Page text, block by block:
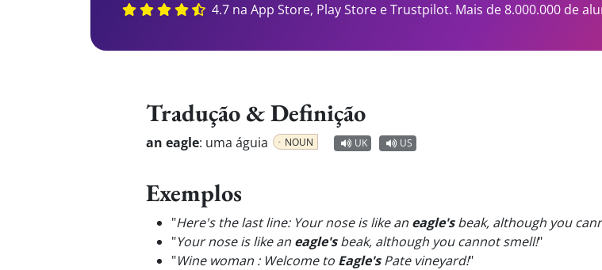
4.7 na App Store, Play Store e Trustpilot. Mais de 8.000.000 de
Tradução & Definição
an eagle: uma águia NOUN UK US
Exemplos
"Here's the last line: Your nose is like an eagle'sbeak, although you
"Your nose is like an eagle'sbeak, although you cannot smell!"
"Wine woman : Welcome to Eagle'sPate vineyard!"